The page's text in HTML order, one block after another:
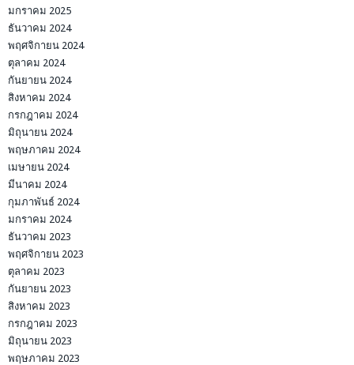
มกราคม 2025
ธันวาคม 2024
พฤศจิกายน 2024
ตุลาคม 2024
กันยายน 2024
สิงหาคม 2024
กรกฎาคม 2024
มิถุนายน 2024
พฤษภาคม 2024
เมษายน 2024
มีนาคม 2024
กุมภาพันธ์ 2024
มกราคม 2024
ธันวาคม 2023
พฤศจิกายน 2023
ตุลาคม 2023
กันยายน 2023
สิงหาคม 2023
กรกฎาคม 2023
มิถุนายน 2023
พฤษภาคม 2023